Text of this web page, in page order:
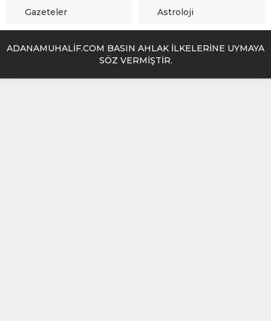
Gazeteler Astroloji
ADANAMUHALİF.COM BASIN AHLAK İLKELERİNE UYMAYA
SÖZ VERMİŞTİR.